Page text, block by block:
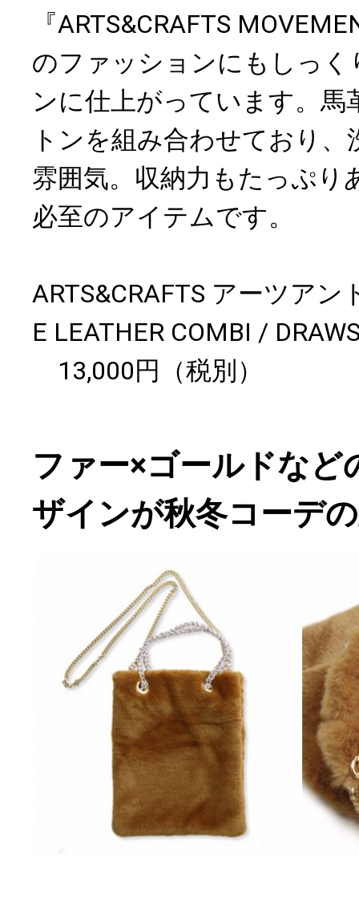
『ARTS&CRAFTS
のファッションにもしっ
ンに仕上がっています。馬
トンを組み合わせており
雰囲気。収納力もたっぷり
必至のアイテムです。
ARTS&CRAFTS アーツア
E LEATHER COMBI /
13,000円（税別）
ファー×ゴールドなど
ザインが秋冬コーデ